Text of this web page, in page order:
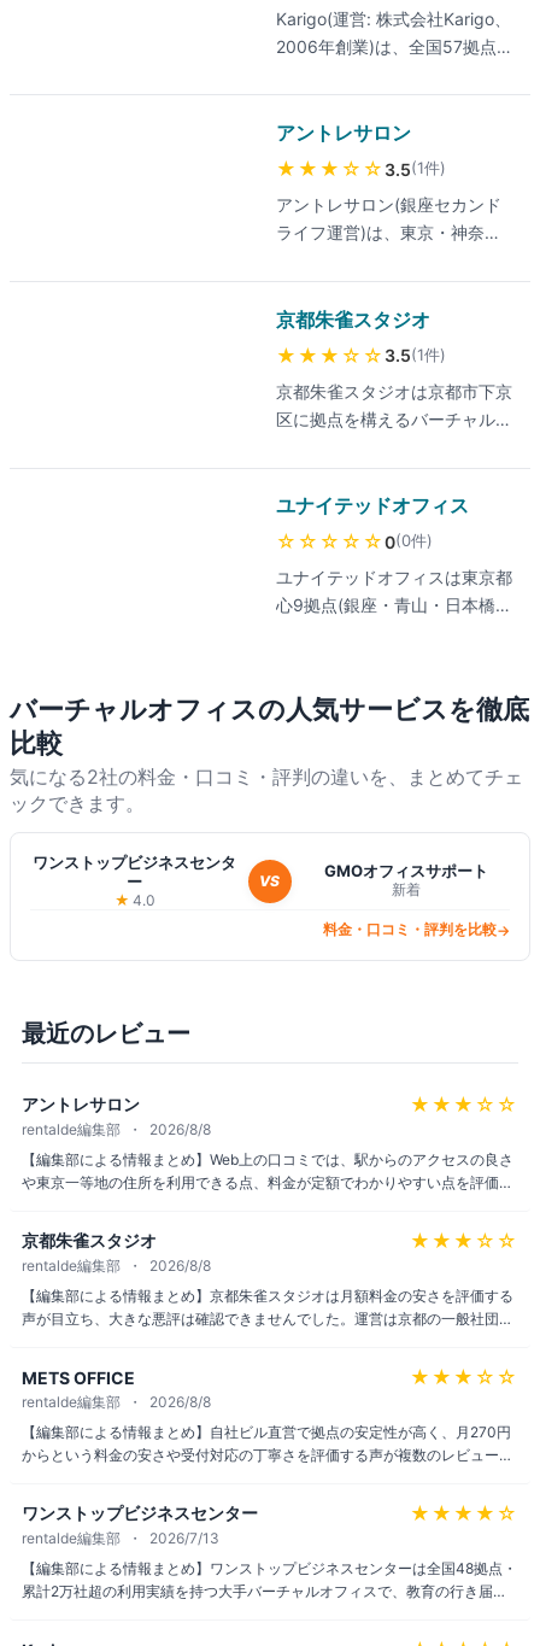
成、転送費用込みのシンプル料
金体系。法人登記・開業届対
トも充実、起業初期に最適。
Karigo(運営: 株式会社Karigo、
2006年創業)は、全国57拠点の
ア。延べ70,000社を超える利
用実績で、六本木・渋谷・新宿
等の都心住所も対応。リーズナ
フのメール対応が丁寧で迅速と
の評価が高い。登記住所貸・郵
頼性も高い。電話対応時間は限
定、郵便転送に遅延が出るケー
スもあるため要確認。最新の料
金は公式サイトでご確認くださ
い。
アントレサロン
★★★ ☆☆ 3.5(1件)
アントレサロン(銀座セカンド
ライフ運営)は、東京・神奈
タルオフィス・バーチャルオフ
ィス・コワーキング・会議室の
総合サービス。20,862社の利
で全拠点相互利用OK。法人設
立・本店移転サービスや創業助
実。
京都朱雀スタジオ
★★★ ☆☆ 3.5(1件)
京都朱雀スタジオは京都市下京
区に拠点を構えるバーチャルオ
歴史・文化を活かした起業支援
が特徴で、月額3,300円から利
用可能、本店登記法人は利用料
転送・電話転送など充実したサ
ービスに加え、士業会員による
携で京都移住・起業をトータル
サポート。
ユナイテッドオフィス
☆☆☆☆☆0(0件)
ユナイテッドオフィスは東京都
心9拠点(銀座・青山・日本橋・
月2,100円〜7,000円(12ヶ月前
の会議室を利用可能。『スマホ
免許業者として厳格な審査体
制。
バーチャルオフィスの人気サービスを徹底
比較
気になる2社の料金・口コミ・評判の違いを、まとめてチェ
ックできます。
ワンストップビジネスセンタ
ー
★ 4.0
VS
GMOオフィスサポート
新着
料金・口コミ・評判を比較→
最近のレビュー
アントレサロン ★★★ ☆☆
rentalde編集部
2026/8/8
【編集部による情報まとめ】Web上の口コミでは、駅からのアクセスの良さ
や東京一等地の住所を利用できる点、料金が定額でわかりやすい点を評価す
遅さ、解約手続きの煩雑さを指摘する声もある。拠点や時期によって印象に
差がある可能性もあるため、契約前に最新の公式情報を確認することをおす
すめする。
京都朱雀スタジオ ★★★ ☆☆
rentalde編集部
2026/8/8
【編集部による情報まとめ】京都朱雀スタジオは月額料金の安さを評価する
声が目立ち、大きな悪評は確認できませんでした。運営は京都の一般社団法
し出しがなく契約期間が1年単位である点を気になる点として挙げる情報も
あり、実ユーザーレビューの蓄積はまだ少ない段階です。
METS OFFICE ★★★ ☆☆
rentalde編集部
2026/8/8
【編集部による情報まとめ】自社ビル直営で拠点の安定性が高く、月270円
からという料金の安さや受付対応の丁寧さを評価する声が複数のレビューサ
転送は利用回数ごとに費用が発生する点、電話代行オプションは他社と比べ
てやや割高な点には留意したい。前払いプランは途中解約時に返金がないた
め契約前の確認をおすすめする。
ワンストップビジネスセンター ★★★★ ☆
rentalde編集部
2026/7/13
【編集部による情報まとめ】ワンストップビジネスセンターは全国48拠点・
累計2万社超の利用実績を持つ大手バーチャルオフィスで、教育の行き届い
便物の自宅到着までに1週間〜1か月ほどかかる場合がある、会議室のネット